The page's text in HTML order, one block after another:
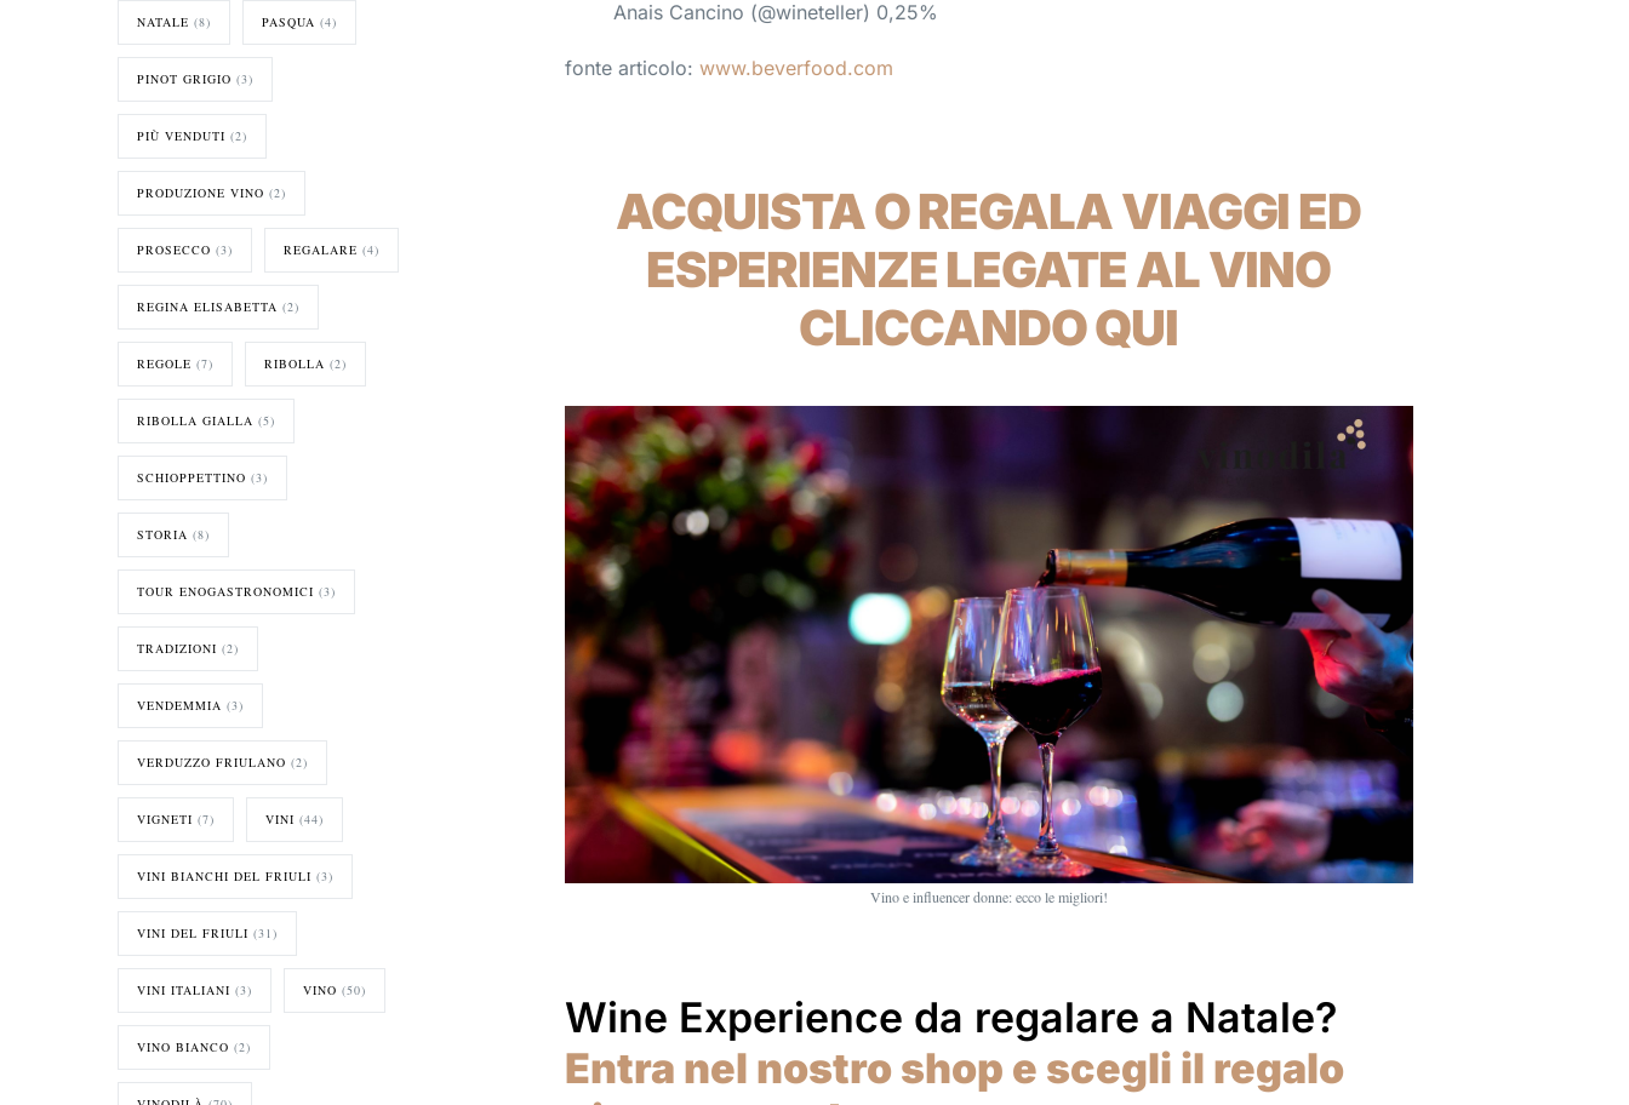
Anais Cancino (@wineteller) 0,25%
fonte articolo: www.beverfood.com
ACQUISTA O REGALA VIAGGI ED
ESPERIENZE LEGATE AL VINO
CLICCANDO QUI
Vino e influencer donne: ecco le migliori!
Wine Experience da regalare a Natale?
Entra nel nostro shop e scegli il regalo
NATALE (8) PASQUA (4)
PINOT GRIGIO (3)
PIÙ VENDUTI (2)
PRODUZIONE VINO (2)
PROSECCO (3) REGALARE (4)
REGINA ELISABETTA (2)
REGOLE (7) RIBOLLA (2)
RIBOLLA GIALLA (5)
SCHIOPPETTINO (3)
STORIA (8)
TOUR ENOGASTRONOMICI (3)
TRADIZIONI (2)
VENDEMMIA (3)
VERDUZZO FRIULANO (2)
VIGNETI (7) VINI (44)
VINI BIANCHI DEL FRIULI (3)
VINI DEL FRIULI (31)
VINI ITALIANI (3) VINO (50)
VINO BIANCO (2)